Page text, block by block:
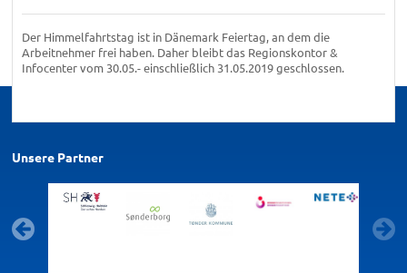
Der Himmelfahrtstag ist in Dänemark Feiertag, an dem die
Arbeitnehmer frei haben. Daher bleibt das Regionskontor &
Infocenter vom 30.05.- einschließlich 31.05.2019 geschlossen.
Unsere Partner